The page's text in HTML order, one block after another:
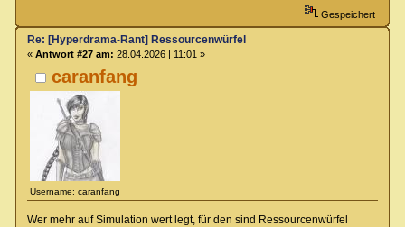
Gespeichert
caranfang
Username: caranfang
Re: [Hyperdrama-Rant] Ressourcenwürfel
« Antwort #27 am: 28.04.2026 | 11:01 »
Wer mehr auf Simulation wert legt, für den sind Ressourcenwürfel